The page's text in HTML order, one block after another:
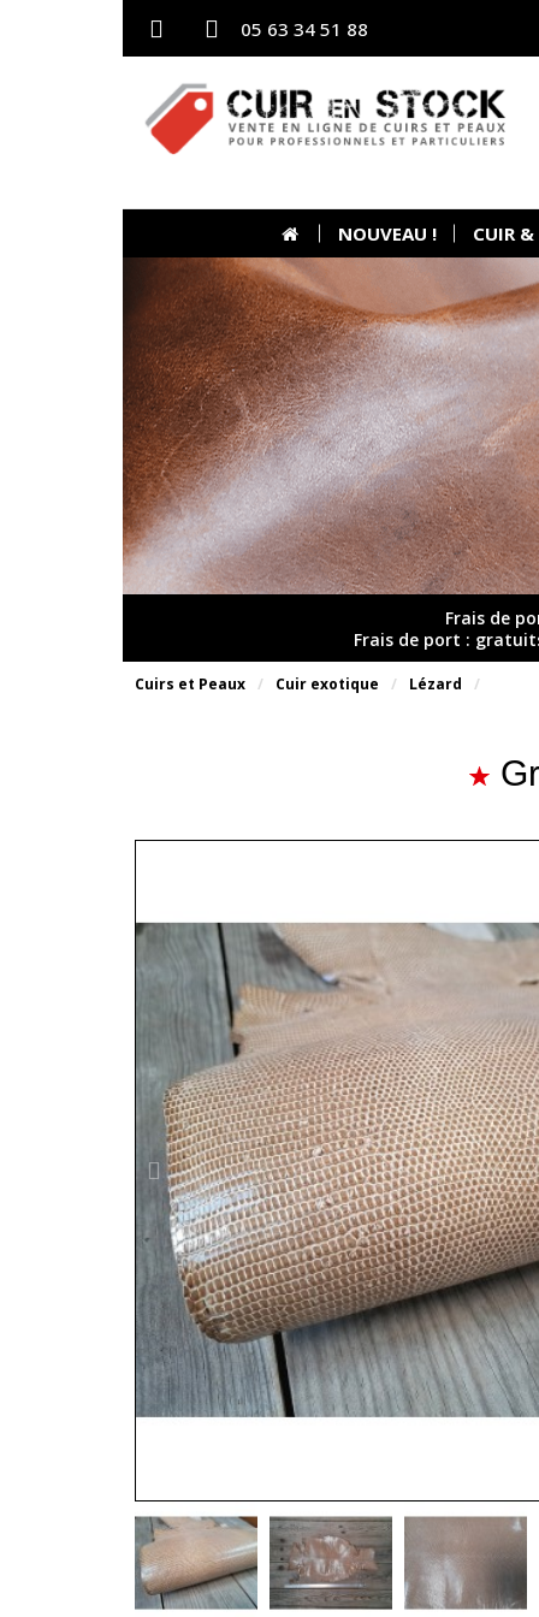
05 63 34 51 88
NOUVEAU ! CUIR &
Frais de
Frais de port :
Cuirs et Peaux Cuir exotique Lézard